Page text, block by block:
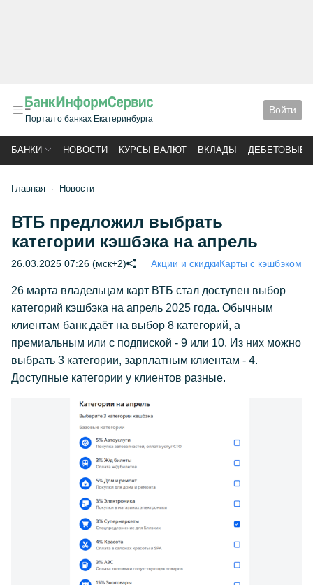
Портал о банках Екатеринбурга
Войти
БАНКИ НОВОСТИ КУРСЫ ВАЛЮТ ВКЛАДЫ ДЕБЕТОВЫЕ
Главная Новости
ВТБ предложил выбрать
категории кэшбэка на апрель
26.03.2025 07:26 (мск+2) Акции и скидкиКарты с кэшбэком
26 марта владельцам карт ВТБ стал доступен выбор
категорий кэшбэка на апрель 2025 года. Обычным
клиентам банк даёт на выбор 8 категорий, а
премиальным или с подпиской - 9 или 10. Из них можно
выбрать 3 категории, зарплатным клиентам - 4.
Доступные категории у клиентов разные.